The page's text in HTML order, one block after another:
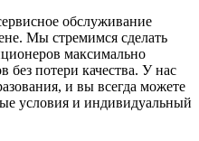
обслуживание
Мы стремимся сделать
максимально
потери качества. У нас
и вы всегда можете
условия и индивидуальный